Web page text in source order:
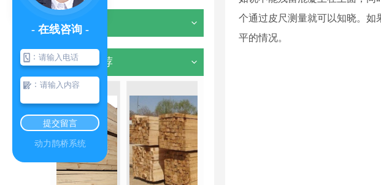
其他
热门推荐
个通过皮尺测量就可以知晓。如
平的情况。
- 在线咨询 -
：
：
提交留言
动力鹊桥系统